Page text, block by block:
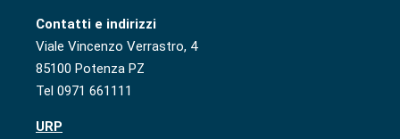
Contatti e indirizzi
Viale Vincenzo Verrastro, 4
85100 Potenza PZ
Tel 0971 661111
URP